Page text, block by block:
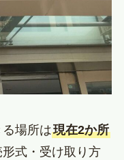
場所は現在2か所
式・受け取り方